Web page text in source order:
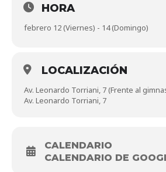
HORA
febrero 12 (Viernes) - 14 (Domingo)
LOCALIZACIÓN
Av. Leonardo Torriani, 7 (Frente al
Av. Leonardo Torriani, 7
CALENDARIO
CALENDARIO DE